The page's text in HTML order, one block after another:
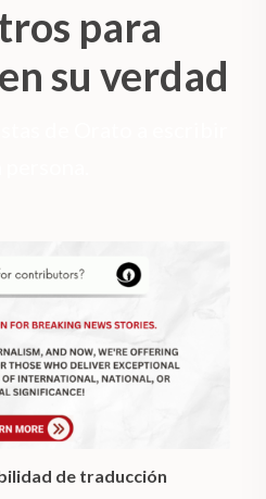
para
su verdad
de traducción